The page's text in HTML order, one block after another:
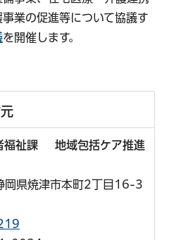
業の促進等について協議す
を開催します。
福祉課 地域包括ケア推進
県焼津市本町2丁目16-3